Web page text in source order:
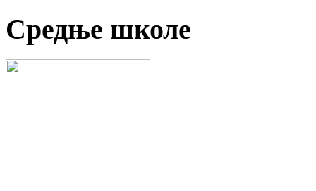
Средње школе